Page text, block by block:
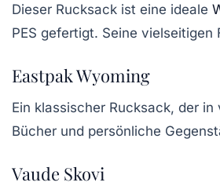
Dieser Rucksack ist eine ideale
PES gefertigt. Seine vielseitigen
Eastpak Wyoming
Ein klassischer Rucksack, der
Bücher und persönliche
Vaude Skovi